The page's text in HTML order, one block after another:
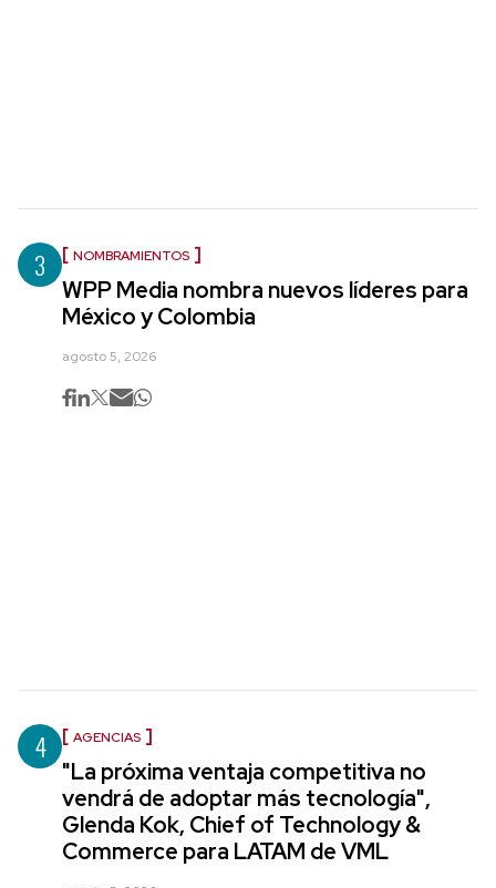
3 NOMBRAMIENTOS
WPP Media nombra nuevos líderes para
México y Colombia
agosto 5, 2026
4 AGENCIAS
"La próxima ventaja competitiva no
vendrá de adoptar más tecnología",
Glenda Kok, Chief of Technology &
Commerce para LATAM de VML